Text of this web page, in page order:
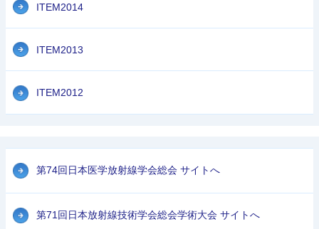
ITEM2014
ITEM2013
ITEM2012
第74回日本医学放射線学会総会 サイトへ
第71回日本放射線技術学会総会学術大会 サイトへ